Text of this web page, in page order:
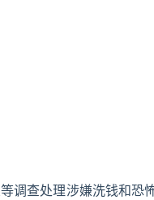
调查处理涉嫌洗钱和恐